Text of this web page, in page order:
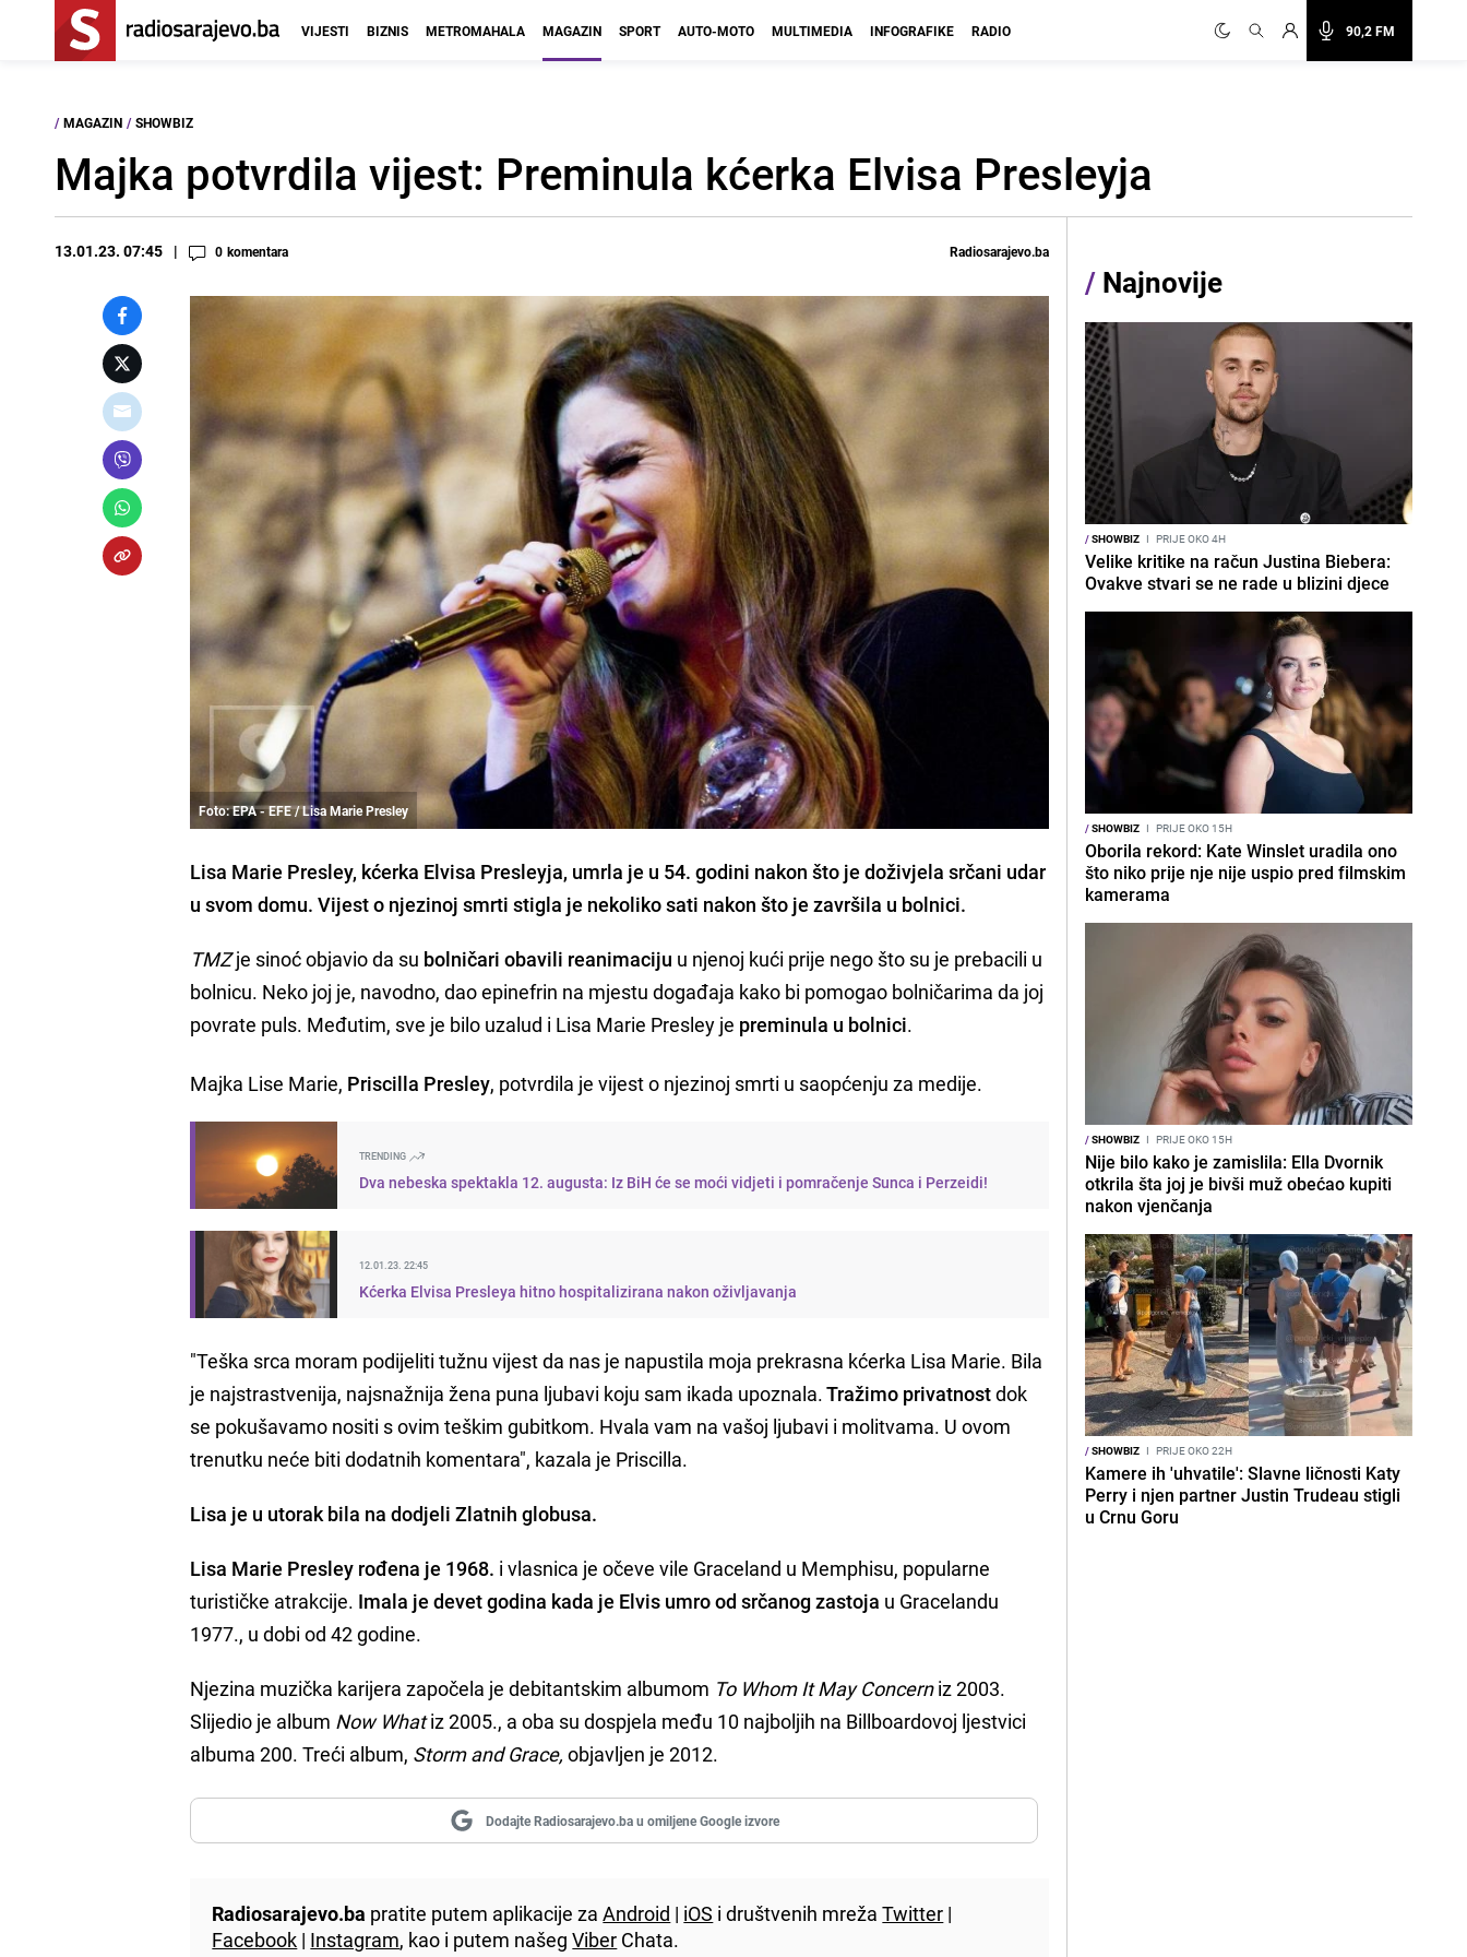
90,2 FM
VIJESTI BIZNIS METROMAHALA MAGAZIN SPORT AUTO-MOTO MULTIMEDIA INFOGRAFIKE RADIO
/ MAGAZIN / SHOWBIZ
Majka potvrdila vijest: Preminula kćerka Elvisa Presleyja
13.01.23. 07:45 0 komentara Radiosarajevo.ba
Foto: EPA - EFE / Lisa Marie Presley
Lisa Marie Presley, kćerka Elvisa Presleyja, umrla je u 54. godini nakon što je doživjela srčani udar
u svom domu. Vijest o njezinoj smrti stigla je nekoliko sati nakon što je završila u bolnici.
TMZje sinoć objavio da su bolničari obavili reanimaciju u njenoj kući prije nego što su je prebacili u
bolnicu. Neko joj je, navodno, dao epinefrin na mjestu događaja kako bi pomogao bolničarima da joj
povrate puls. Međutim, sve je bilo uzalud i Lisa Marie Presley je preminula u bolnici.
Majka Lise Marie, Priscilla Presley, potvrdila je vijest o njezinoj smrti u saopćenju za medije.
TRENDING
Dva nebeska spektakla 12. augusta: Iz BiH će se moći vidjeti i pomračenje Sunca i Perzeidi!
12.01.23. 22:45
Kćerka Elvisa Presleya hitno hospitalizirana nakon oživljavanja
"Teška srca moram podijeliti tužnu vijest da nas je napustila moja prekrasna kćerka Lisa Marie. Bila
je najstrastvenija, najsnažnija žena puna ljubavi koju sam ikada upoznala.Tražimo privatnostdok
se pokušavamo nositi s ovim teškim gubitkom. Hvala vam na vašoj ljubavi i molitvama. U ovom
trenutku neće biti dodatnih komentara", kazala je Priscilla.
Lisa je u utorak bila na dodjeli Zlatnih globusa.
Lisa Marie Presley rođena je 1968. i vlasnica je očeve vile Graceland u Memphisu, popularne
turističke atrakcije. Imala je devet godina kada je Elvis umro od srčanog zastoja u Gracelandu
1977., u dobi od 42 godine.
Njezina muzička karijera započela je debitantskim albumom To Whom It May Concerniz 2003.
Slijedio je album Now Whatiz 2005., a oba su dospjela među 10 najboljih na Billboardovoj ljestvici
albuma 200. Treći album, Storm and Grace, objavljen je 2012.
Dodajte Radiosarajevo.ba u omiljene Google izvore
Radiosarajevo.ba pratite putem aplikacije zaAndroid | iOS i društvenih mrežaTwitter |
Facebook | Instagram, kao i putem našegViber Chata.
/ Najnovije
/SHOWBIZ I PRIJE OKO 4H
Velike kritike na račun Justina Biebera:
Ovakve stvari se ne rade u blizini djece
/SHOWBIZ I PRIJE OKO 15H
Oborila rekord: Kate Winslet uradila ono
što niko prije nje nije uspio pred filmskim
kamerama
/SHOWBIZ I PRIJE OKO 15H
Nije bilo kako je zamislila: Ella Dvornik
otkrila šta joj je bivši muž obećao kupiti
nakon vjenčanja
/SHOWBIZ I PRIJE OKO 22H
Kamere ih 'uhvatile': Slavne ličnosti Katy
Perry i njen partner Justin Trudeau stigli
u Crnu Goru